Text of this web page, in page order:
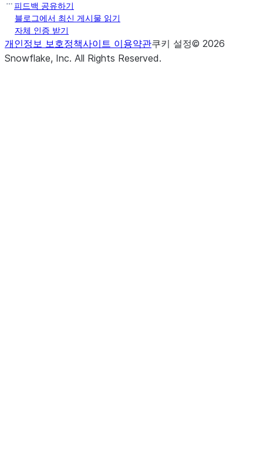
피드백 공유하기
블로그에서 최신 게시물 읽기
자체 인증 받기
개인정보 보호정책사이트 이용약관쿠키 설정© 2026
Snowflake, Inc. All Rights Reserved.